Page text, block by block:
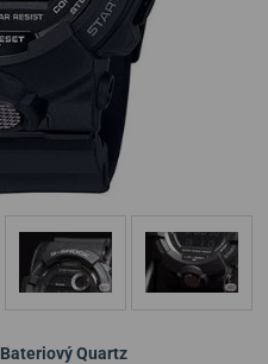
Bateriový Quartz